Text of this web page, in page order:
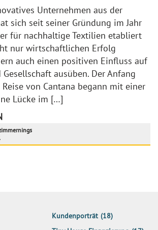
Unternehmen aus der
sich seit seiner Gründung im Jahr
für nachhaltige Textilien etabliert
nur wirtschaftlichen Erfolg
auch einen positiven Einfluss auf
ausüben. Der Anfang
von Cantana begann mit einer
Lücke im […]
Kundenporträt (18)